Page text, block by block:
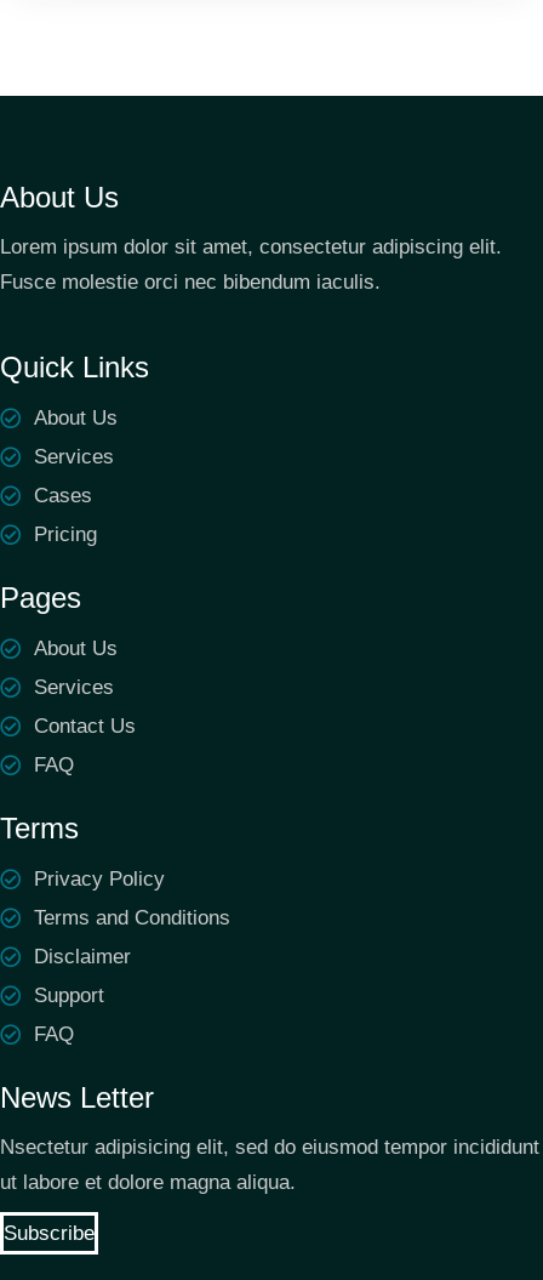
About Us
Lorem ipsum dolor sit amet, consectetur adipiscing elit.
Fusce molestie orci nec bibendum iaculis.
Quick Links
About Us
Services
Cases
Pricing
Pages
About Us
Services
Contact Us
FAQ
Terms
Privacy Policy
Terms and Conditions
Disclaimer
Support
FAQ
News Letter
Nsectetur adipisicing elit, sed do eiusmod tempor incididunt
ut labore et dolore magna aliqua.
Subscribe